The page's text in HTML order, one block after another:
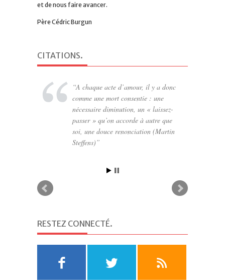
et de nous faire avancer.
Père Cédric Burgun
CITATIONS.
A chaque acte d’amour, il y a donc
comme une mort consentie : une
nécessaire diminution, un « laissez-
passer » qu’on accorde à autre que
soi, une douce renonciation (Martin
Steffens)
RESTEZ CONNECTÉ.